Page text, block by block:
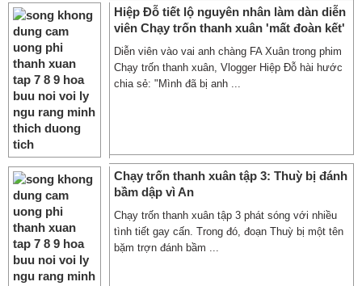
Hiệp Đỗ tiết lộ nguyên nhân làm dàn diễn
viên Chạy trốn thanh xuân 'mất đoàn kết'
Diễn viên vào vai anh chàng FA Xuân trong phim
Chạy trốn thanh xuân, Vlogger Hiệp Đỗ hài hước
chia sẻ: "Mình đã bị anh ...
Chạy trốn thanh xuân tập 3: Thuỳ bị đánh
bầm dập vì An
Chạy trốn thanh xuân tập 3 phát sóng với nhiều
tình tiết gay cấn. Trong đó, đoạn Thuỳ bị một tên
bặm trợn đánh bầm ...